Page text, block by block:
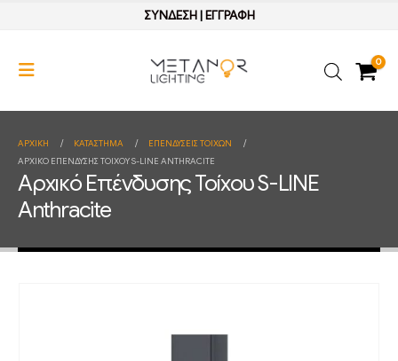
ΣΥΝΔΕΣΗ| ΕΓΓΡΑΦΗ
0
ΑΡΧΙΚΉ ΚΑΤΆΣΤΗΜΑ
ΕΠΕΝΔΥΣΕΙΣ ΤΟΙΧΩΝ
ΑΡΧΙΚΌ ΕΠΈΝΔΥΣΗΣ ΤΟΊΧΟΥ S-LINE ANTHRACITE
Αρχικό Επένδυσης Τοίχου S-LINE
Anthracite